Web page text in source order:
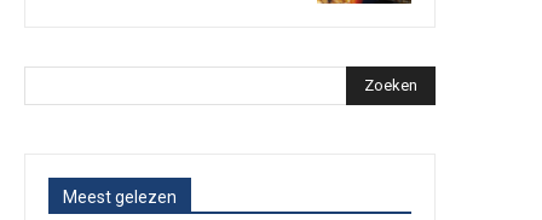
Zoeken
Meest gelezen